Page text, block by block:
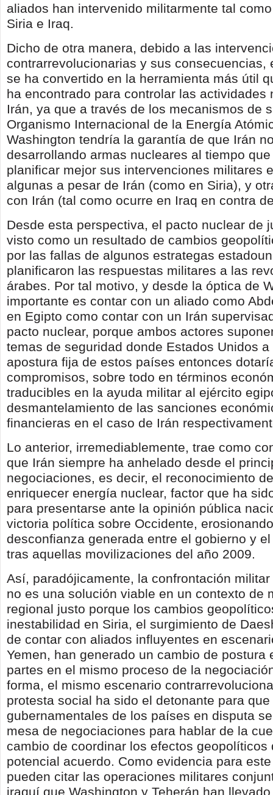
aliados han intervenido militarmente tal
Siria e Iraq.
Dicho de otra manera, debido a las
contrarrevolucionarias y sus consecuencias,
se ha convertido en la herramienta más útil
ha encontrado para controlar las actividades
Irán, ya que a través de los mecanismos de
Organismo Internacional de la Energía
Washington tendría la garantía de que Irán
desarrollando armas nucleares al tiempo
planificar mejor sus intervenciones militares
algunas a pesar de Irán (como en Siria), y
con Irán (tal como ocurre en Iraq en contra
Desde esta perspectiva, el pacto nuclear de
visto como un resultado de cambios
por las fallas de algunos estrategas
planificaron las respuestas militares a las
árabes. Por tal motivo, y desde la óptica de
importante es contar con un aliado como
en Egipto como contar con un Irán
pacto nuclear, porque ambos actores
temas de seguridad donde Estados Unidos
apostura fija de estos países entonces
compromisos, sobre todo en términos
traducibles en la ayuda militar al ejército
desmantelamiento de las sanciones
financieras en el caso de Irán
Lo anterior, irremediablemente, trae como
que Irán siempre ha anhelado desde el
negociaciones, es decir, el reconocimiento
enriquecer energía nuclear, factor que ha
para presentarse ante la opinión pública
victoria política sobre Occidente,
desconfianza generada entre el gobierno y
tras aquellas movilizaciones del año 2009.
Así, paradójicamente, la confrontación
no es una solución viable en un contexto de
regional justo porque los cambios
inestabilidad en Siria, el surgimiento de
de contar con aliados influyentes en
Yemen, han generado un cambio de postura
partes en el mismo proceso de la
forma, el mismo escenario
protesta social ha sido el detonante para
gubernamentales de los países en disputa
mesa de negociaciones para hablar de la
cambio de coordinar los efectos geopolíticos
potencial acuerdo. Como evidencia para
pueden citar las operaciones militares
iraquí que Washington y Teherán han